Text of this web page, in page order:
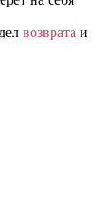
возврата и